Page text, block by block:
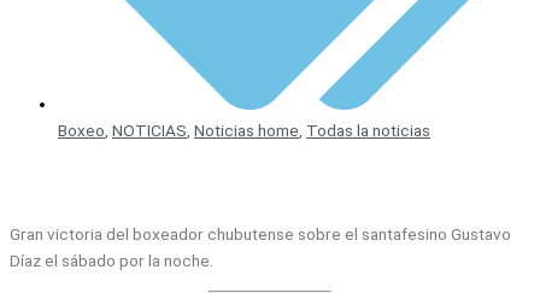
Boxeo, NOTICIAS, Noticias home, Todas la noticias
Gran victoria del boxeador chubutense sobre el santafesino Gustavo
Díaz el sábado por la noche.